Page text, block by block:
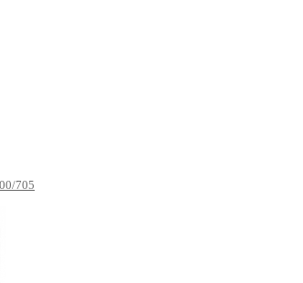
705